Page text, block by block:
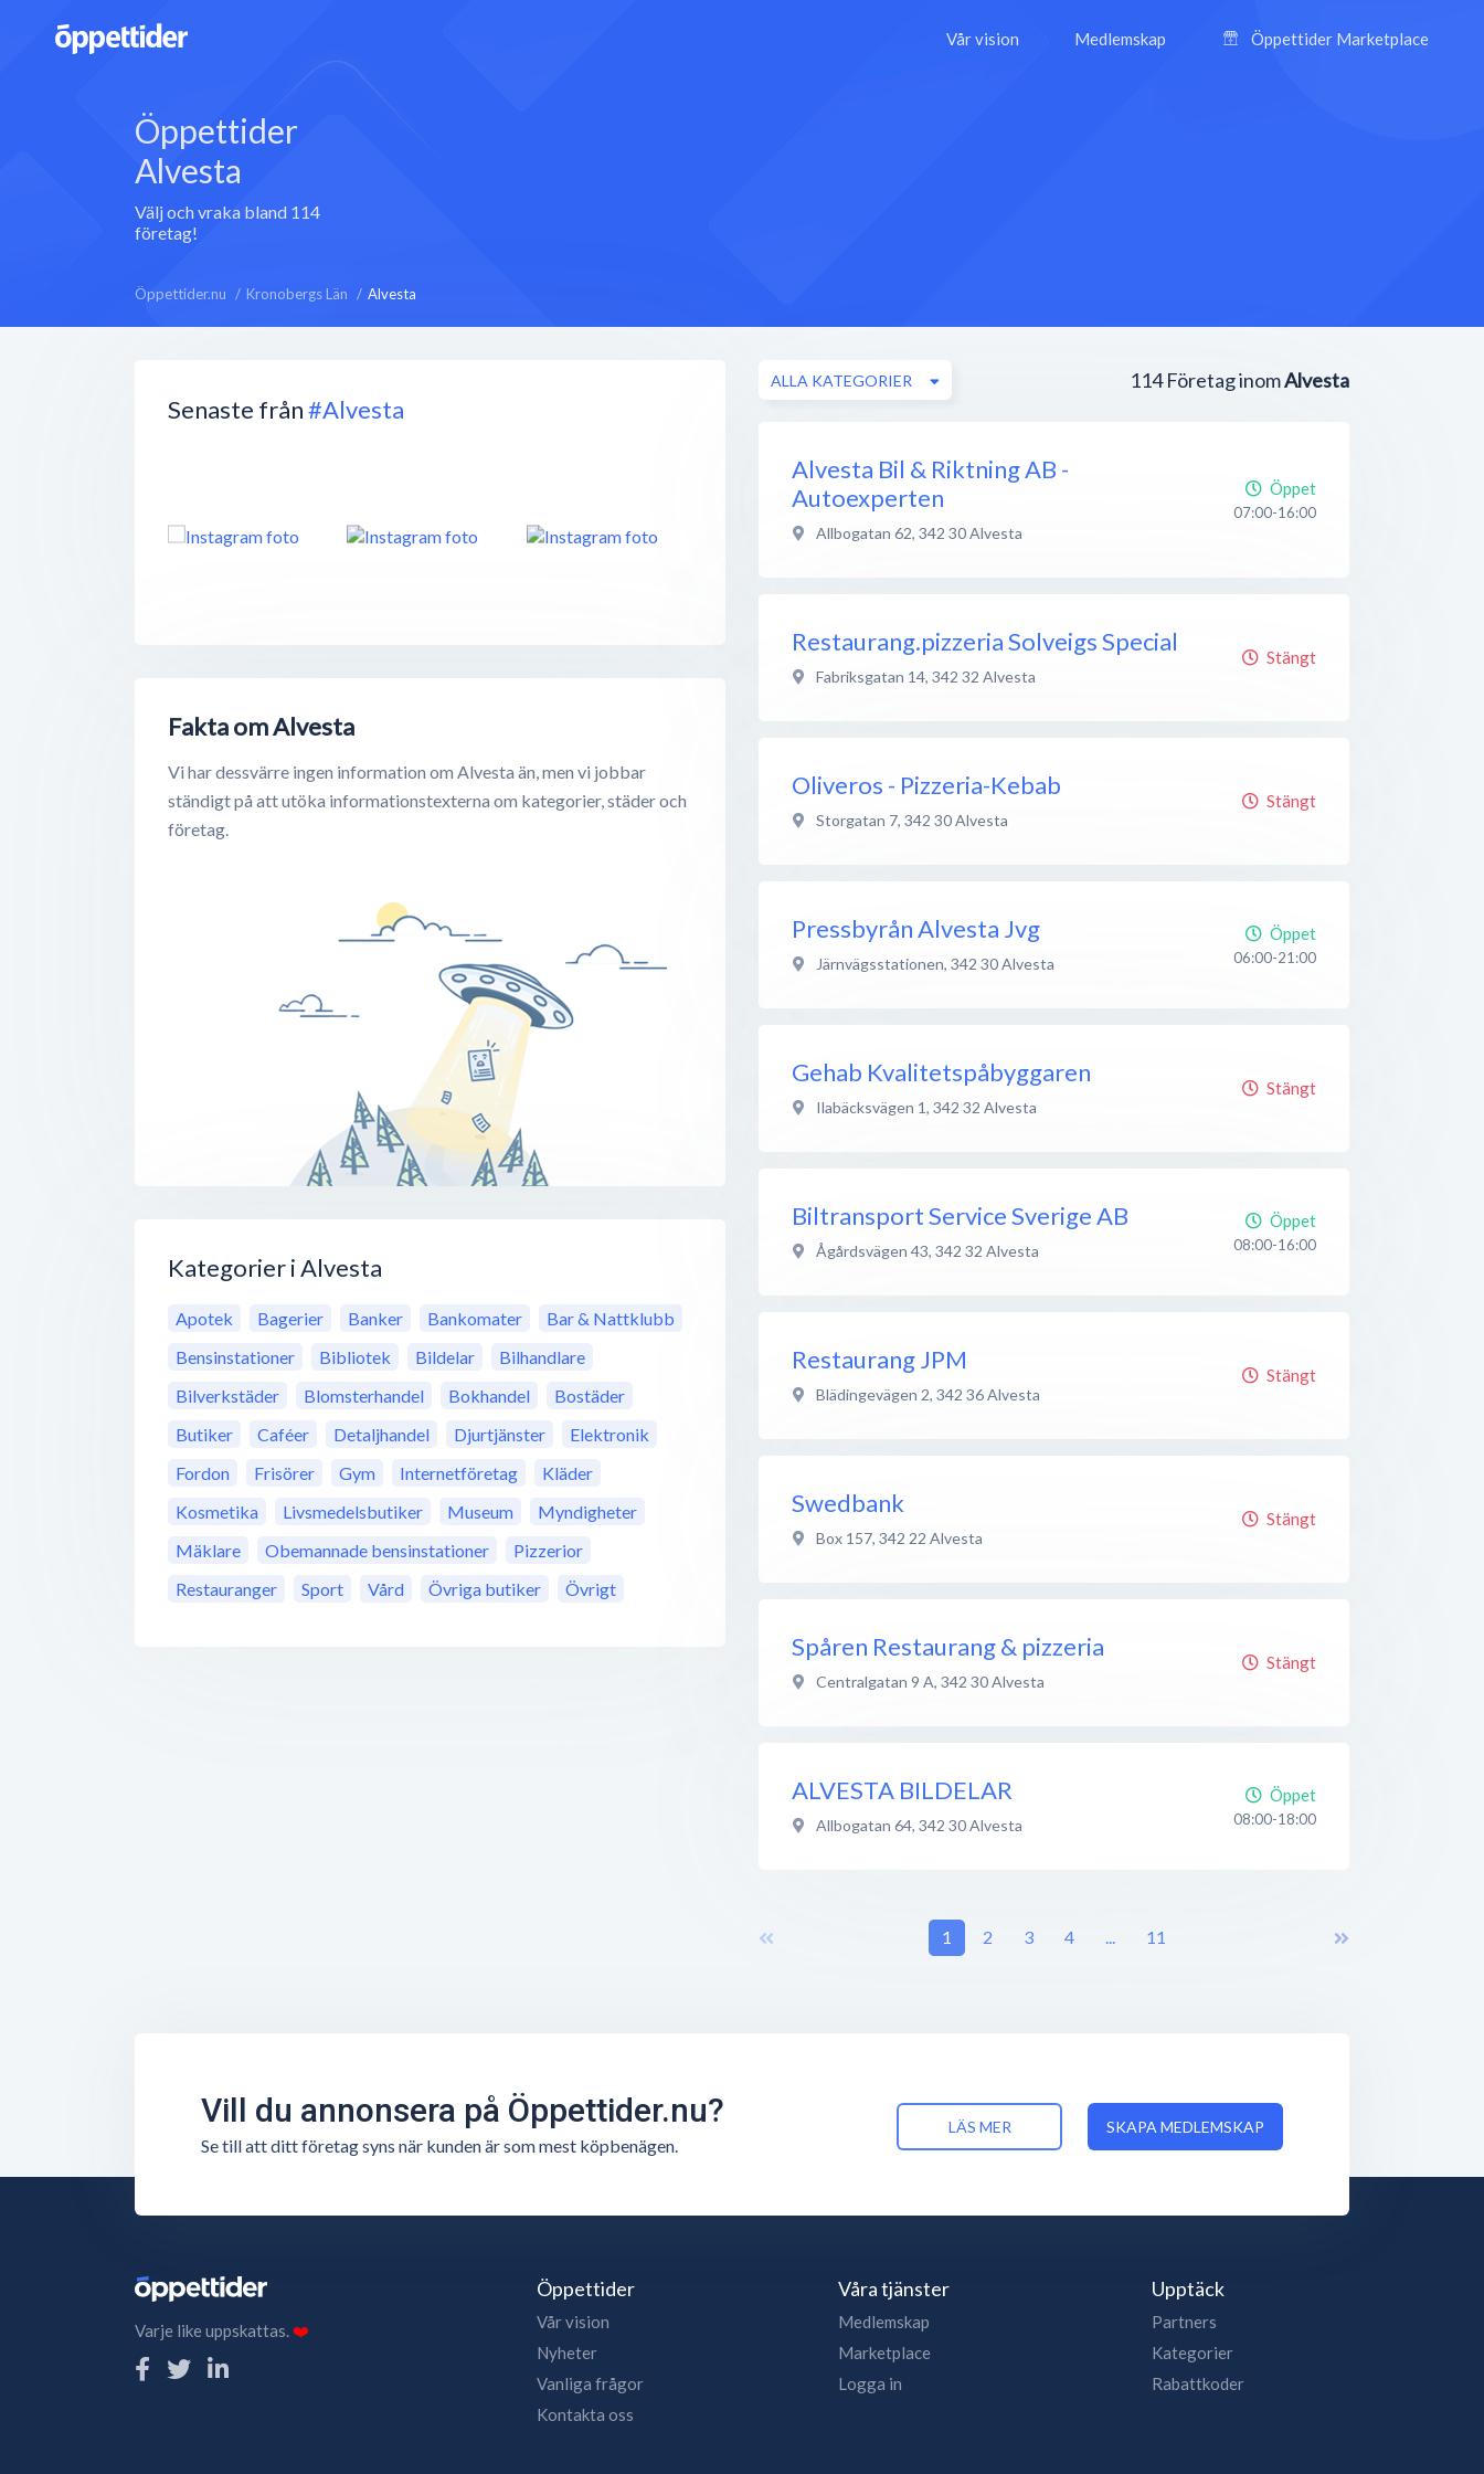
Vår vision Medlemskap Öppettider Marketplace
Öppettider
Alvesta
Välj och vraka bland 114
företag!
Öppettider.nu Kronobergs Län Alvesta
Senaste från#Alvesta
Fakta om Alvesta
Vi har dessvärre ingen information om Alvesta än, men vi jobbar
ständigt på att utöka informationstexterna om kategorier, städer och
företag.
Kategorier i Alvesta
Apotek Bagerier Banker Bankomater
Bar & Nattklubb
Bensinstationer
Bibliotek Bildelar
Bilhandlare
Bilverkstäder
Blomsterhandel Bokhandel
Bostäder
Butiker
Caféer Detaljhandel Djurtjänster
Elektronik
Fordon
Frisörer Gym Internetföretag
Kläder
Kosmetika
Livsmedelsbutiker Museum
Myndigheter
Mäklare
Obemannade bensinstationer
Pizzerior
Restauranger
Sport Vård Övriga butiker Övrigt
114 Företag inomAlvesta
ALLA KATEGORIER
Alvesta Bil & Riktning AB -
Autoexperten
Allbogatan 62, 342 30Alvesta
Öppet
07:00-16:00
Restaurang.pizzeria Solveigs Special
Fabriksgatan 14, 342 32 Alvesta
Stängt
Oliveros - Pizzeria-Kebab
Storgatan 7, 342 30Alvesta
Stängt
Pressbyrån Alvesta Jvg
Järnvägsstationen, 342 30Alvesta
Öppet
06:00-21:00
Gehab Kvalitetspåbyggaren
Ilabäcksvägen 1, 342 32 Alvesta
Stängt
Biltransport Service Sverige AB
Ågårdsvägen 43, 342 32 Alvesta
Öppet
08:00-16:00
Restaurang JPM
Blädingevägen 2, 342 36Alvesta
Stängt
Swedbank
Box 157, 342 22 Alvesta
Stängt
Spåren Restaurang & pizzeria
Centralgatan 9 A, 342 30Alvesta
Stängt
ALVESTA BILDELAR
Allbogatan 64, 342 30Alvesta
Öppet
08:00-18:00
1 2 3 4 ... 11
Vill du annonsera på Öppettider.nu?
Se till att ditt företag syns när kunden är som mest köpbenägen.
LÄS MER SKAPA MEDLEMSKAP
Varje like uppskattas.❤️
Öppettider
Vår vision
Nyheter
Vanliga frågor
Kontakta oss
Våra tjänster
Medlemskap
Marketplace
Logga in
Upptäck
Partners
Kategorier
Rabattkoder